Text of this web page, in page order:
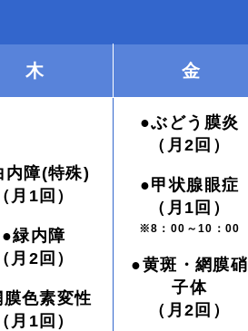
木 金
内障(特殊)
（月1回）
●緑内障
（月2回）
膜色素変性
（月1回）
●ぶどう膜炎
（月2回）
●甲状腺眼症
（月1回）
※8：00～10：00
●黄斑・網膜硝
子体
（月2回）